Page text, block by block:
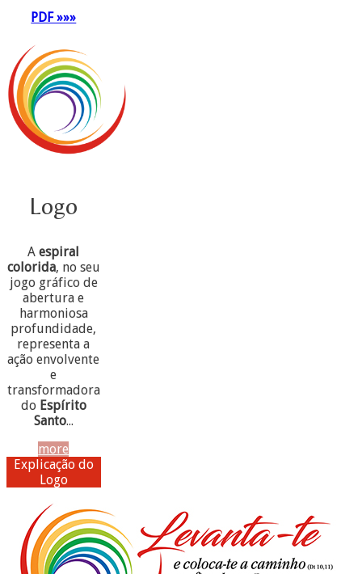
PDF »»»
Logo
Aespiral
colorida, no seu
jogo gráfico de
abertura e
harmoniosa
profundidade,
representa a
ação envolvente
e
transformadora
do Espírito
Santo...
more
Explicação do
Logo